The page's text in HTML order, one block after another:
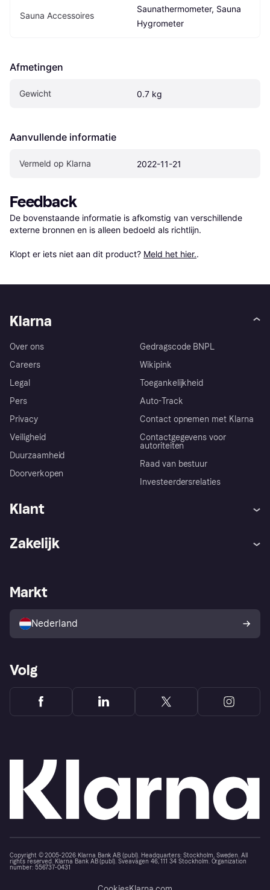
Sauna Accessoires
Saunathermometer, Sauna
Hygrometer
Afmetingen
Gewicht 0.7 kg
Aanvullende informatie
Vermeld op Klarna 2022-11-21
Feedback
De bovenstaande informatie is afkomstig van verschillende
externe bronnen en is alleen bedoeld als richtlijn.
Klopt er iets niet aan dit product? Meld het hier..
Klarna
Over ons
Careers
Legal
Pers
Privacy
Veiligheid
Duurzaamheid
Doorverkopen
Gedragscode BNPL
Wikipink
Toegankelijkheid
Auto-Track
Contact opnemen met Klarna
Contactgegevens voor
autoriteiten
Raad van bestuur
Investeerdersrelaties
Klant
Winkeloverzicht
Kopersbescherming voor
consumenten
Zakelijk
Zakelijke login
Markt
Nederland
Volg
Copyright © 2005-2026 Klarna Bank AB (publ). Headquarters: Stockholm, Sweden. All
rights reserved. Klarna Bank AB (publ). Sveavägen 46, 111 34 Stockholm. Organization
number: 556737-0431